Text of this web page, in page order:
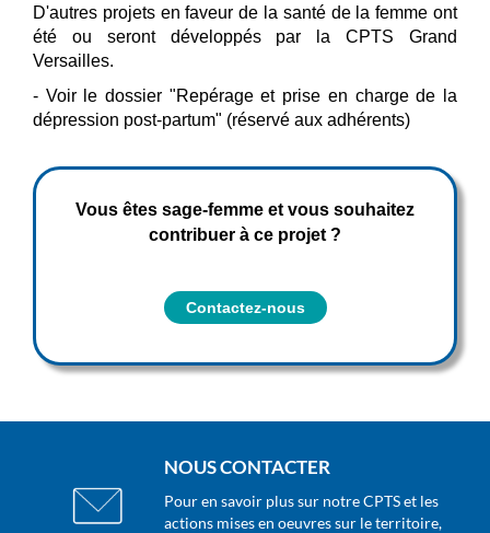
D'autres projets en faveur de la santé de la femme ont
été ou seront développés par la CPTS Grand
Versailles.
- Voir le dossier "Repérage et prise en charge de la
dépression post-partum" (réservé aux adhérents)
Vous êtes sage-femme et vous souhaitez
contribuer à ce projet ?
Contactez-nous
NOUS CONTACTER
Pour en savoir plus sur notre CPTS et les
actions mises en oeuvres sur le territoire,